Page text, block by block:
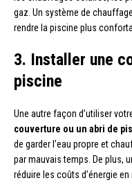
gaz. Un système de
rendre la piscine plus
3. Installer une
piscine
Une autre façon d’utiliser
couverture ou un abri de
de garder l’eau propre et
par mauvais temps. De plus,
réduire les coûts d’énergie